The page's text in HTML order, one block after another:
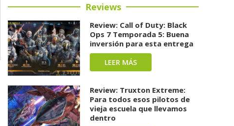
Reviews
Review: Call of Duty: Black
Ops 7 Temporada 5: Buena
inversión para esta entrega
LEER MÁS
Review: Truxton Extreme:
Para todos esos pilotos de
vieja escuela que llevamos
dentro